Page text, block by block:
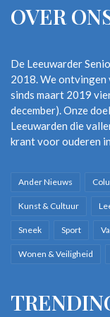
OVER
De Leeuwarder
2018. We ontvingen
sinds maart 2019
december). Onze
Leeuwarden die
krant voor ouderen
Ander Nieuws
Kunst & Cultuur
Sneek Sport
Wonen & Veiligheid